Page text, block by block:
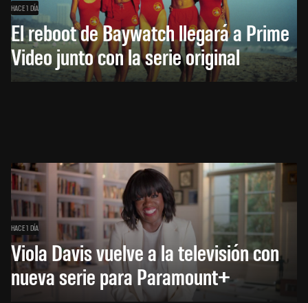
HACE 1 DÍA
El reboot de Baywatch llegará a Prime
Video junto con la serie original
HACE 1 DÍA
Viola Davis vuelve a la televisión con
nueva serie para Paramount+